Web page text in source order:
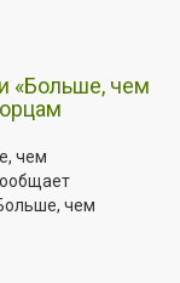
«Больше, чем
чем
чем